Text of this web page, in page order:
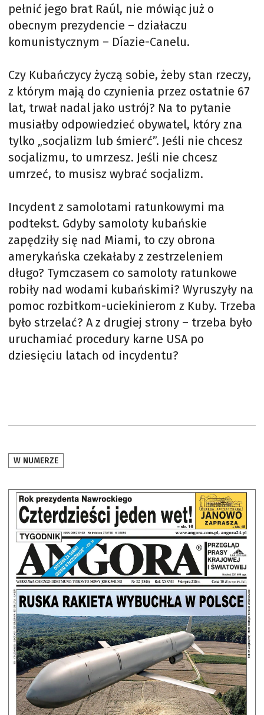
pełnić jego brat Raúl, nie mówiąc już o
obecnym prezydencie – działaczu
komunistycznym – Díazie-Canelu.
Czy Kubańczycy życzą sobie, żeby stan rzeczy,
z którym mają do czynienia przez ostatnie 67
lat, trwał nadal jako ustrój? Na to pytanie
musiałby odpowiedzieć obywatel, który zna
tylko „socjalizm lub śmierć”. Jeśli nie chcesz
socjalizmu, to umrzesz. Jeśli nie chcesz
umrzeć, to musisz wybrać socjalizm.
Incydent z samolotami ratunkowymi ma
podtekst. Gdyby samoloty kubańskie
zapędziły się nad Miami, to czy obrona
amerykańska czekałaby z zestrzeleniem
długo? Tymczasem co samoloty ratunkowe
robiły nad wodami kubańskimi? Wyruszyły na
pomoc rozbitkom-uciekinierom z Kuby. Trzeba
było strzelać? A z drugiej strony – trzeba było
uruchamiać procedury karne USA po
dziesięciu latach od incydentu?
W NUMERZE